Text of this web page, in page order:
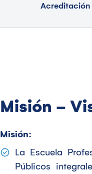
Acreditación
Misión -
Misión:
La Escuela
Públicos